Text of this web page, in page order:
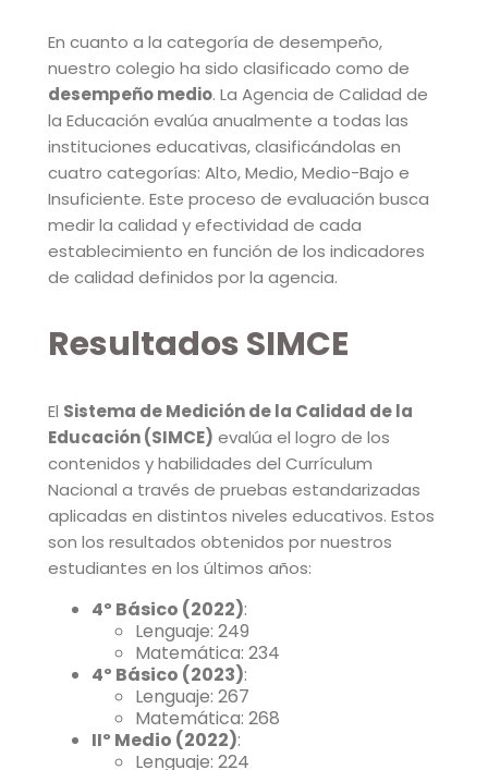
En cuanto a la categoría de desempeño,
nuestro colegio ha sido clasificado como de
desempeño medio. La Agencia de Calidad de
la Educación evalúa anualmente a todas las
instituciones educativas, clasificándolas en
cuatro categorías: Alto, Medio, Medio-Bajo e
Insuficiente. Este proceso de evaluación busca
medir la calidad y efectividad de cada
establecimiento en función de los indicadores
de calidad definidos por la agencia.
Resultados SIMCE
El Sistema de Medición de la Calidad de la
Educación (SIMCE) evalúa el logro de los
contenidos y habilidades del Currículum
Nacional a través de pruebas estandarizadas
aplicadas en distintos niveles educativos. Estos
son los resultados obtenidos por nuestros
estudiantes en los últimos años:
4º Básico (2022):
Lenguaje: 249
Matemática: 234
4º Básico (2023):
Lenguaje: 267
Matemática: 268
IIº Medio (2022):
Lenguaje: 224